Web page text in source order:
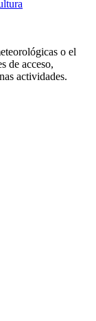
o el
de acceso,
actividades.